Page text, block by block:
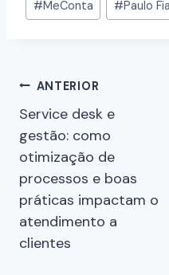
#MeConta #Paulo
ANTERIOR
Service desk e
gestão: como
otimização de
processos e boas
práticas impactam o
atendimento a
clientes